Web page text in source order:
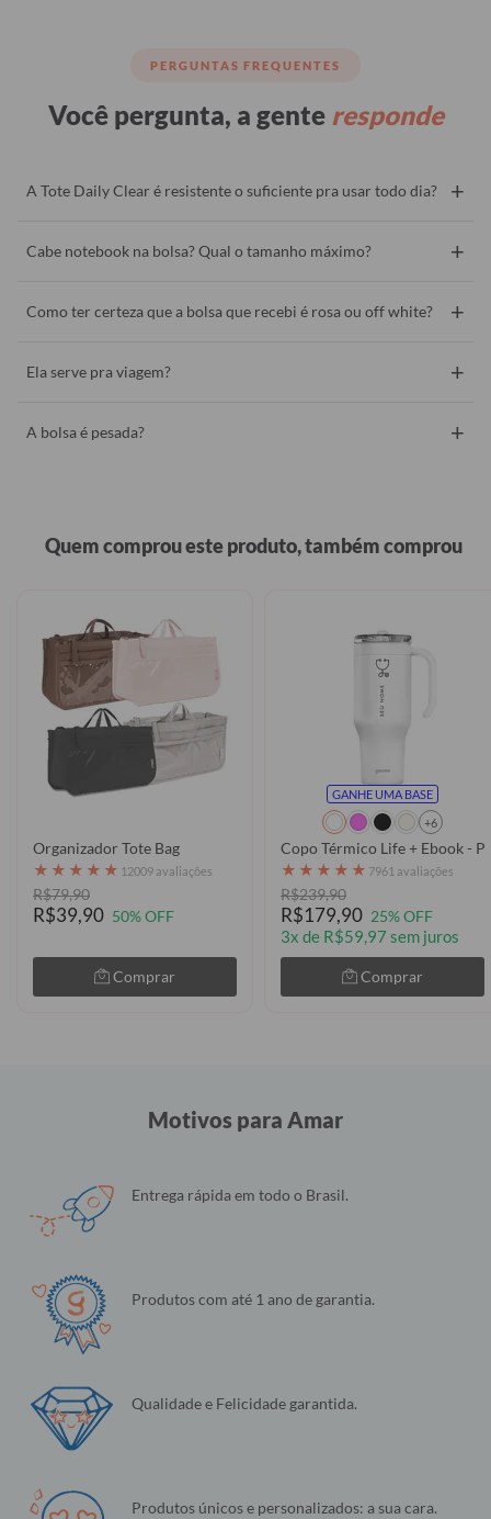
PERGUNTAS FREQUENTES
Você pergunta, a gente responde
A Tote Daily Clear é resistente o suficiente pra usar todo dia? +
Cabe notebook na bolsa? Qual o tamanho máximo? +
Como ter certeza que a bolsa que recebi é rosa ou off white? +
Ela serve pra viagem? +
A bolsa é pesada? +
Quem comprou este produto, também comprou
Organizador Tote Bag
★ ★ ★ ★ ★ 12009 avaliações
R$79,90
R$39,90 50% OFF
Comprar
GANHE UMA BASE
+6
Copo Térmico Life + Ebook -
★ ★ ★ ★ ★ 7961 avaliações
R$239,90
R$179,90 25% OFF
3x de R$59,97 sem juros
Comprar
Motivos para Amar
Entrega rápida em todo o Brasil.
Produtos com até 1 ano de garantia.
Qualidade e Felicidade garantida.
Produtos únicos e personalizados: a sua cara.